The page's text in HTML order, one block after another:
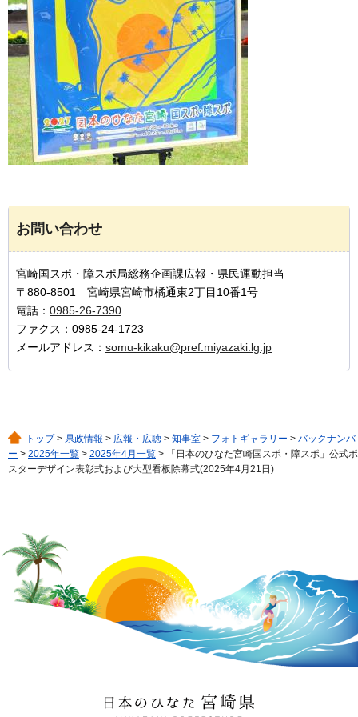
お問い合わせ
宮崎国スポ・障スポ局総務企画課広報・県民運動担当
〒880-8501 宮崎県宮崎市橘通東2丁目10番1号
電話： 0985-26-7390
ファクス：0985-24-1723
メールアドレス： somu-kikaku@pref.miyazaki.lg.jp
トップ> 県政情報 > 広報・広聴 > 知事室 > フォトギャラリー > バックナンバ
ー > 2025年一覧 > 2025年4月一覧 > 「日本のひなた宮崎国スポ・障スポ」公式ポ
スターデザイン表彰式および大型看板除幕式(2025年4月21日)
日本のひなた 宮崎県